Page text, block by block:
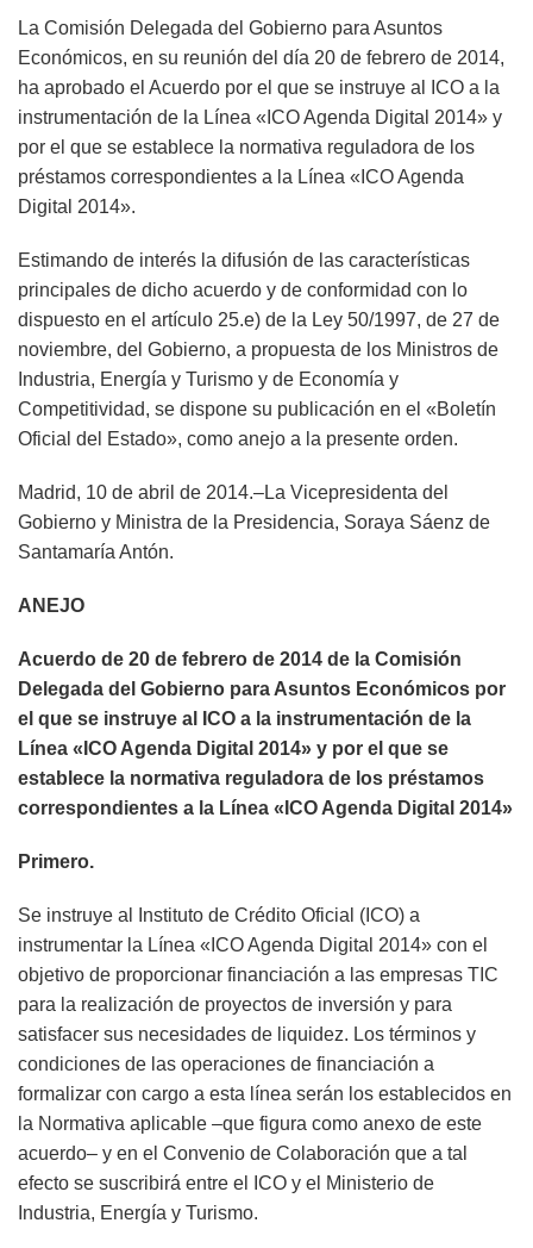
La Comisión Delegada del Gobierno para Asuntos
Económicos, en su reunión del día 20 de febrero de 2014,
ha aprobado el Acuerdo por el que se instruye al ICO a la
instrumentación de la Línea «ICO Agenda Digital 2014» y
por el que se establece la normativa reguladora de los
préstamos correspondientes a la Línea «ICO Agenda
Digital 2014».
Estimando de interés la difusión de las características
principales de dicho acuerdo y de conformidad con lo
dispuesto en el artículo 25.e) de la Ley 50/1997, de 27 de
noviembre, del Gobierno, a propuesta de los Ministros de
Industria, Energía y Turismo y de Economía y
Competitividad, se dispone su publicación en el «Boletín
Oficial del Estado», como anejo a la presente orden.
Madrid, 10 de abril de 2014.–La Vicepresidenta del
Gobierno y Ministra de la Presidencia, Soraya Sáenz de
Santamaría Antón.
ANEJO
Acuerdo de 20 de febrero de 2014 de la Comisión
Delegada del Gobierno para Asuntos Económicos por
el que se instruye al ICO a la instrumentación de la
Línea «ICO Agenda Digital 2014» y por el que se
establece la normativa reguladora de los préstamos
correspondientes a la Línea «ICO Agenda Digital 2014»
Primero.
Se instruye al Instituto de Crédito Oficial (ICO) a
instrumentar la Línea «ICO Agenda Digital 2014» con el
objetivo de proporcionar financiación a las empresas TIC
para la realización de proyectos de inversión y para
satisfacer sus necesidades de liquidez. Los términos y
condiciones de las operaciones de financiación a
formalizar con cargo a esta línea serán los establecidos en
la Normativa aplicable –que figura como anexo de este
acuerdo– y en el Convenio de Colaboración que a tal
efecto se suscribirá entre el ICO y el Ministerio de
Industria, Energía y Turismo.